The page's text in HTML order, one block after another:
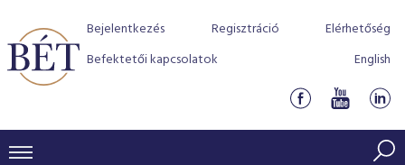
Bejelentkezés Regisztráció
Elérhetőség
Befektetői kapcsolatok
English